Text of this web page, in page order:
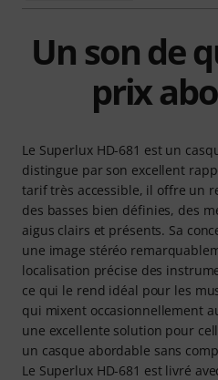
Un son de
prix
Le Superlux HD-681 est un
distingue par son excellent
tarif très accessible, il offre un
des basses bien définies, des
aigus clairs et présents. Sa
une image stéréo
localisation précise des
ce qui le rend idéal pour les
qui mixent occasionnellement
une excellente solution pour
un casque abordable sans
Le Superlux HD-681 est livré